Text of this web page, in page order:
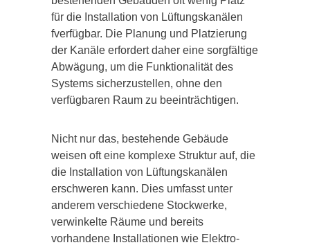
für die Installation von Lüftungskanälen
fverfügbar. Die Planung und Platzierung
der Kanäle erfordert daher eine sorgfältige
Abwägung, um die Funktionalität des
Systems sicherzustellen, ohne den
verfügbaren Raum zu beeinträchtigen.
Nicht nur das, bestehende Gebäude
weisen oft eine komplexe Struktur auf, die
die Installation von Lüftungskanälen
erschweren kann. Dies umfasst unter
anderem verschiedene Stockwerke,
verwinkelte Räume und bereits
vorhandene Installationen wie Elektro-